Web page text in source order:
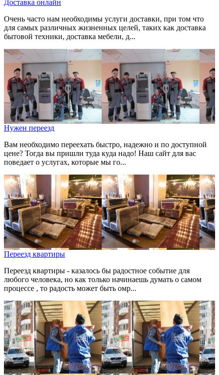
Доставка онлайн
Очень часто нам необходимы услуги доставки, при том что
для самых различных жизненных целей, таких как доставка
бытовой техники, доставка мебели, д...
Нужен переезд
Вам необходимо переехать быстро, надежно и по доступной
цене? Тогда вы пришли туда куда надо! Наш сайт для вас
поведает о услугах, которые мы го...
Переезд квартиры
Переезд квартиры - казалось бы радостное событие для
любого человека, но как только начинаешь думать о самом
процессе , то радость может быть омр...